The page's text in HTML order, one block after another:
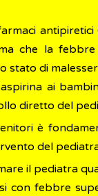
antipiretici
che la
stato di
ai
diretto del
è
del
il pediatra
con febbre